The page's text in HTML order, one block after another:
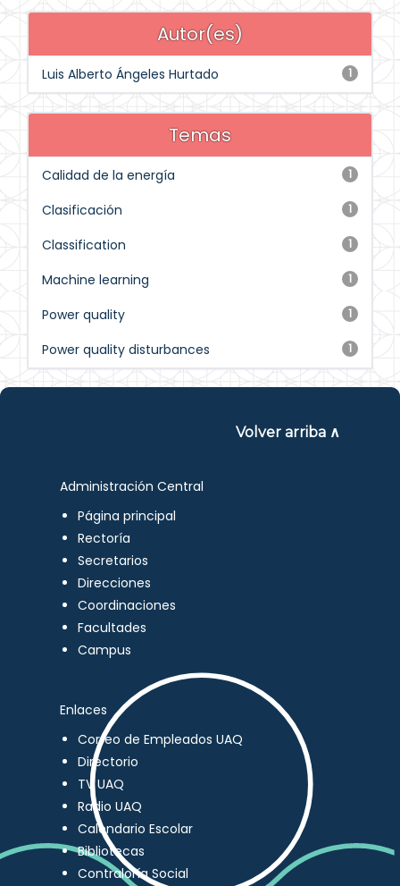
Autor(es)
1
Luis Alberto Ángeles Hurtado
Temas
1
Calidad de la energía
1
Clasificación
1
Classification
1
Machine learning
1
Power quality
1
Power quality disturbances
Volver arriba ∧
Administración Central
Página principal
Rectoría
Secretarios
Direcciones
Coordinaciones
Facultades
Campus
Enlaces
Correo de Empleados UAQ
Directorio
TV UAQ
Radio UAQ
Calendario Escolar
Bibliotecas
Contraloría Social